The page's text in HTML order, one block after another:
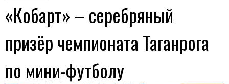
«Кобарт» – серебряный
призёр чемпионата Таганрога
по мини-футболу